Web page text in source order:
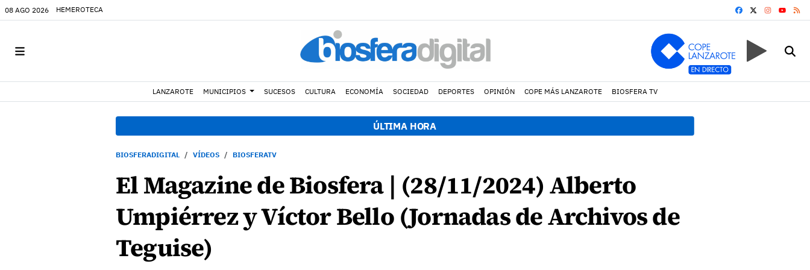
08 AGO 2026 HEMEROTECA FACEBOOK
YOUTUBE
LANZAROTE MUNICIPIOS SUCESOS CULTURA ECONOMÍA SOCIEDAD DEPORTES OPINIÓN COPE MÁS LANZAROTE BIOSFERA TV
ÚLTIMA HORA
BIOSFERADIGITAL VÍDEOS BIOSFERATV
El Magazine de Biosfera | (28/11/2024) Alberto
Umpiérrez y Víctor Bello (Jornadas de Archivos de
Teguise)